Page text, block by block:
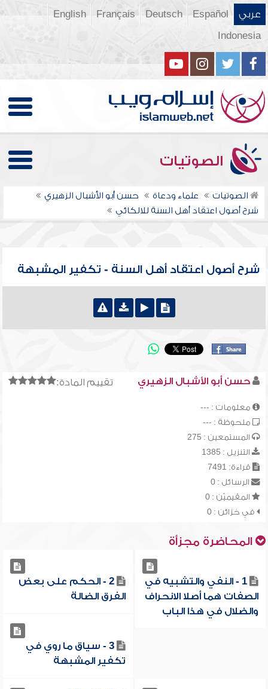
عربي Español
Deutsch
Français
English
Indonesia
الصوتيات
الصوتيات علماء ودعاة
حسن أبو الأشبال الزهيري
شرح أصول اعتقاد أهل السنة للالكائي
شرح أصول اعتقاد أهل السنة - تكفير المشبهة
تقييم المادة: حسن أبو الأشبال الزهيري
معلومات : ---
ملحوظة : ---
المستمعين : 275
التنزيل : 1385
قراءة: 7491
الرسائل : 0
المقيميّن : 0
في خزائن : 0
المحاضرة مجزأة
1 - النفي والتشبيه في
الصفات هما أصلا الانحراف
والضلال في هذا الباب
2 - الحكم على بعض
الفرق الضالة
3 - سياق ما روي في
تكفير المشبهة